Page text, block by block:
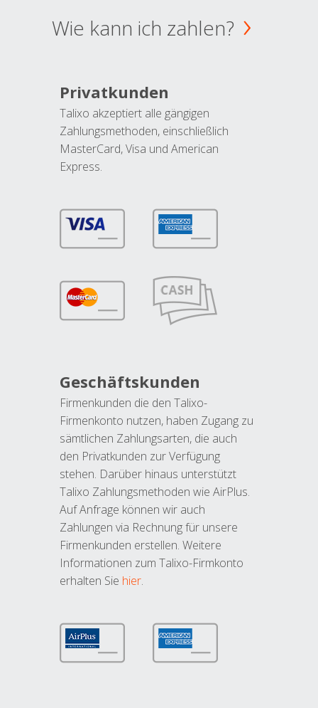
Wie kann ich zahlen?
Privatkunden
Talixo akzeptiert alle gängigen
Zahlungsmethoden, einschließlich
MasterCard, Visa und American
Express.
Geschäftskunden
Firmenkunden die den Talixo-
Firmenkonto nutzen, haben Zugang zu
sämtlichen Zahlungsarten, die auch
den Privatkunden zur Verfügung
stehen. Darüber hinaus unterstützt
Talixo Zahlungsmethoden wie AirPlus.
Auf Anfrage können wir auch
Zahlungen via Rechnung für unsere
Firmenkunden erstellen. Weitere
Informationen zum Talixo-Firmkonto
erhalten Sie hier.